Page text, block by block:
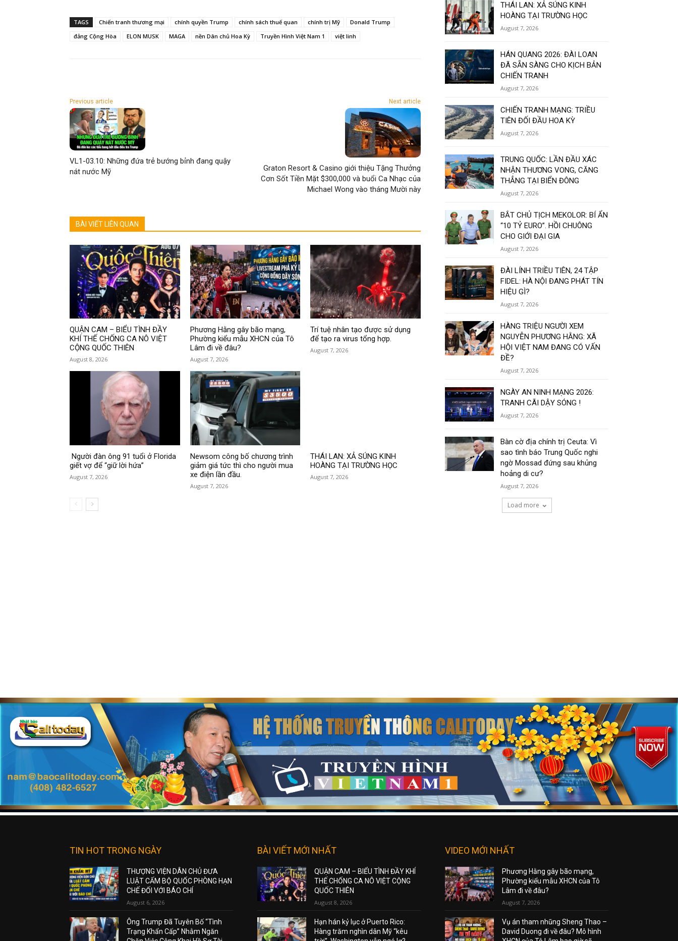
TAGS Chiến tranh thương mại chính quyền Trump chính sách thuế quan chính trị Mỹ
Donald Trump
đảng Cộng Hòa
ELON MUSK MAGA nền Dân chủ Hoa Kỳ Truyền Hình Việt Nam 1 việt linh
Previous article
VL1-03.10: Những đứa trẻ bướng bỉnh đang quậy
nát nước Mỹ
Next article
Graton Resort & Casino giới thiệu Tặng Thưởng
Cơn Sốt Tiền Mặt $300,000 và buổi Ca Nhạc của
Michael Wong vào tháng Mười này
BÀI VIẾT LIÊN QUAN
QUẬN CAM – BIỂU TÌNH ĐẦY
KHÍ THẾ CHỐNG CA NÔ VIỆT
CỘNG QUỐC THIÊN
August 8, 2026
Phương Hằng gây bão mạng,
Phường kiểu mẫu XHCN của Tô
Lâm đi về đâu?
August 7, 2026
Trí tuệ nhân tạo được sử dụng
để tạo ra virus tổng hợp.
August 7, 2026
Người đàn ông 91 tuổi ở Florida
giết vợ để “giữ lời hứa”
August 7, 2026
Newsom công bố chương trình
giảm giá tức thì cho người mua
xe điện lần đầu.
August 7, 2026
THÁI LAN: XẢ SÚNG KINH
HOÀNG TẠI TRƯỜNG HỌC
August 7, 2026
THÁI LAN: XẢ SÚNG KINH
HOÀNG TẠI TRƯỜNG HỌC
August 7, 2026
HÁN QUANG 2026: ĐÀI LOAN
ĐÃ SẴN SÀNG CHO KỊCH BẢN
CHIẾN TRANH
August 7, 2026
CHIẾN TRANH MẠNG: TRIỀU
TIÊN ĐỐI ĐẦU HOA KỲ
August 7, 2026
TRUNG QUỐC: LẦN ĐẦU XÁC
NHẬN THƯƠNG VONG, CĂNG
THẲNG TẠI BIỂN ĐÔNG
August 7, 2026
BẮT CHỦ TỊCH MEKOLOR: BÍ ẨN
“10 TỶ EURO”. HỒI CHUÔNG
CHO GIỚI ĐẠI GIA
August 7, 2026
ĐÀI LÍNH TRIỀU TIÊN, 24 TẬP
FIDEL: HÀ NỘI ĐANG PHÁT TÍN
HIỆU GÌ?
August 7, 2026
HÀNG TRIỆU NGƯỜI XEM
NGUYỄN PHƯƠNG HẰNG: XÃ
HỘI VIỆT NAM ĐANG CÓ VẤN
ĐỀ?
August 7, 2026
NGÀY AN NINH MẠNG 2026:
TRANH CÃI DẬY SÓNG !
August 7, 2026
Bàn cờ địa chính trị Ceuta: Vì
sao tình báo Trung Quốc nghi
ngờ Mossad đứng sau khủng
hoảng di cư?
August 7, 2026
Load more
TIN HOT TRONG NGÀY
THƯỢNG VIỆN DÂN CHỦ ĐƯA
LUẬT CẤM BỘ QUỐC PHÒNG HẠN
CHẾ ĐỐI VỚI BÁO CHÍ
August 6, 2026
Ông Trump Đã Tuyên Bố “Tình
Trạng Khẩn Cấp” Nhằm Ngăn
BÀI VIẾT MỚI NHẤT
QUẬN CAM – BIỂU TÌNH ĐẦY KHÍ
THẾ CHỐNG CA NÔ VIỆT CỘNG
QUỐC THIÊN
August 8, 2026
Hạn hán kỷ lục ở Puerto Rico:
Hàng trăm nghìn dân Mỹ “kêu
VIDEO MỚI NHẤT
Phương Hằng gây bão mạng,
Phường kiểu mẫu XHCN của Tô
Lâm đi về đâu?
August 7, 2026
Vụ án tham nhũng Sheng Thao –
David Duong đi về đâu? Mô hình